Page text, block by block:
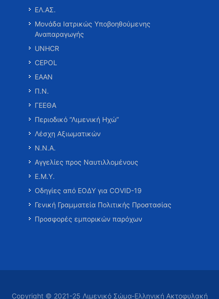
ΕΛ.ΑΣ.
Μονάδα Ιατρικώς Υποβοηθούμενης
Αναπαραγωγής
UNHCR
CEPOL
ΕΑΑΝ
Π.Ν.
ΓΕΕΘΑ
Περιοδικό “Λιμενική Ηχώ”
Λέσχη Αξιωματικών
Ν.Ν.Α.
Αγγελίες προς Ναυτιλλομένους
Ε.Μ.Υ.
Οδηγίες από ΕΟΔΥ για COVID-19
Γενική Γραμματεία Πολιτικής Προστασίας
Προσφορές εμπορικών παρόχων
Copyright © 2021-25 Λιμενικό Σώμα-Ελληνική Ακτοφυλακή